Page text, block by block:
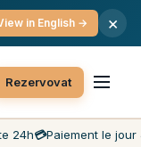
Nejnižší ceny na trhu
Rezervovat
24h💳Paiement le jour
in English → ×